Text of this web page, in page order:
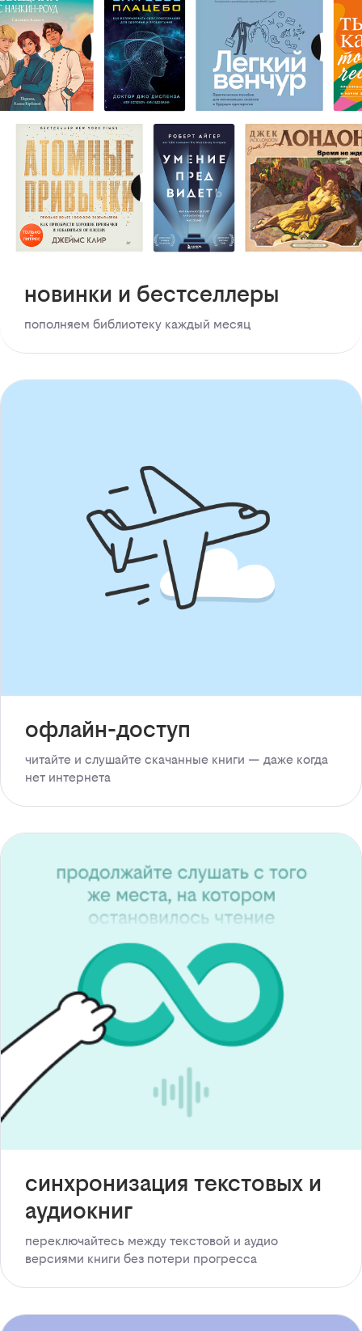
новинки и бестселлеры
пополняем библиотеку каждый месяц
офлайн-доступ
читайте и слушайте скачанные книги — даже когда
нет интернета
синхронизация текстовых и
аудиокниг
переключайтесь между текстовой и аудио
версиями книги без потери прогресса